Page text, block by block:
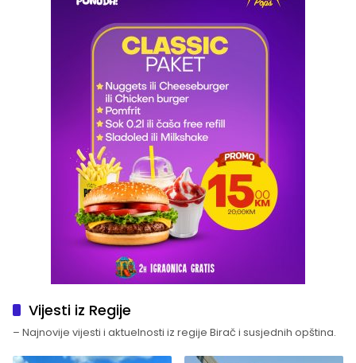
Vijesti iz Regije
– Najnovije vijesti i aktuelnosti iz regije Birač i susjednih opština.